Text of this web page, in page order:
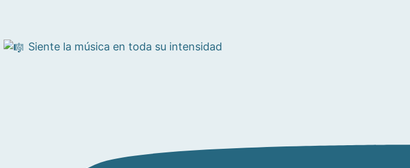
Siente la música en toda su intensidad